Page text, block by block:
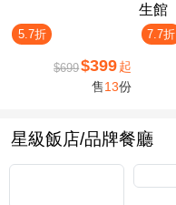
5.7折
$699$399 起
售13份
生館
7.7折
星級飯店/品牌餐廳